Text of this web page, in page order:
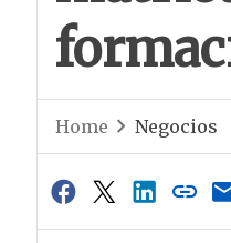
Home Negocios